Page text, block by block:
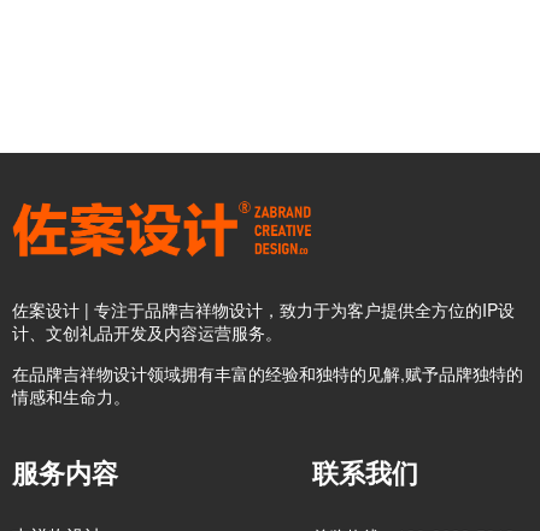
佐案设计 | 专注于品牌吉祥物设计，致力于为客户提供全方位的IP设
计、文创礼品开发及内容运营服务。
在品牌吉祥物设计领域拥有丰富的经验和独特的见解,赋予品牌独特的
情感和生命力。
服务内容 联系我们